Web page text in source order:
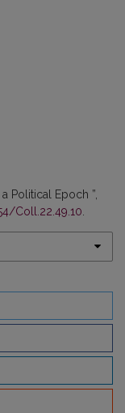
Political Epoch ”,
Coll.22.49.10